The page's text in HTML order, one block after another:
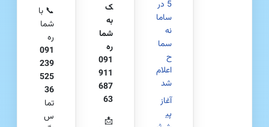
5 در
ساما
نه
سما
ح
اعلام
شد
آغاز
پی
ک
به
شما
ره
091
911
687
63
📩
📞 با
شما
ره
091
239
525
36
تما
س